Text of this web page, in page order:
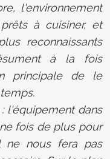
l'environnement
à cuisiner, et
reconnaissants
à la fois
principale de le
l'équipement dans
fois de plus pour
ne nous fera pas